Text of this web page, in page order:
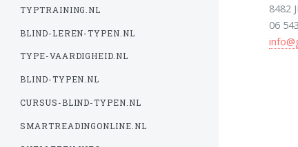
8482
06
TYPTRAINING.NL
BLIND-LEREN-TYPEN.NL
TYPE-VAARDIGHEID.NL
BLIND-TYPEN.NL
CURSUS-BLIND-TYPEN.NL
SMARTREADINGONLINE.NL